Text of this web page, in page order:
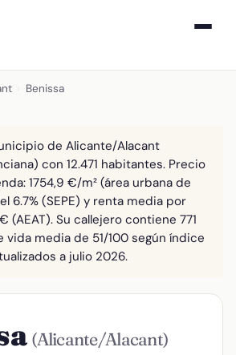
Benissa
de Alicante/Alacant
con 12.471 habitantes. Precio
1754,9 €/m² (área urbana de
6.7% (SEPE) y renta media por
(AEAT). Su callejero contiene 771
vida media de 51/100 según índice
a julio 2026.
(Alicante/Alacant)